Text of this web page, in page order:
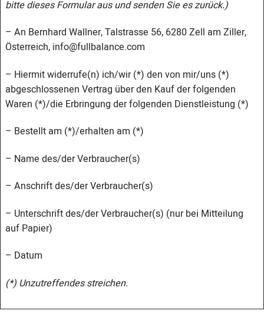
bitte dieses Formular aus und senden Sie es zurück.)
– An Bernhard Wallner, Talstrasse 56, 6280 Zell am Ziller,
Österreich, info@fullbalance.com
– Hiermit widerrufe(n) ich/wir (*) den von mir/uns (*)
abgeschlossenen Vertrag über den Kauf der folgenden
Waren (*)/die Erbringung der folgenden Dienstleistung (*)
– Bestellt am (*)/erhalten am (*)
– Name des/der Verbraucher(s)
– Anschrift des/der Verbraucher(s)
– Unterschrift des/der Verbraucher(s) (nur bei Mitteilung
auf Papier)
– Datum
(*) Unzutreffendes streichen.